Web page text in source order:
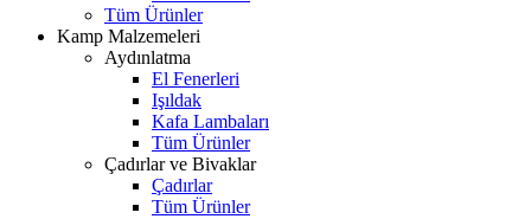
Tüm Ürünler
Kamp Malzemeleri
Aydınlatma
El Fenerleri
Işıldak
Kafa Lambaları
Tüm Ürünler
Çadırlar ve Bivaklar
Çadırlar
Tüm Ürünler